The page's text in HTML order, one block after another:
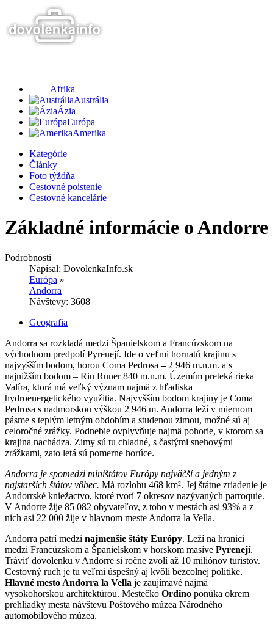
Afrika
Austrália
Ázia
Európa
Amerika
Kategórie
Články
Foto týždňa
Cestovné poistenie
Cestovné kancelárie
Základné informácie o Andorre
Podrobnosti
Napísal: DovolenkaInfo.sk
Európa »
Andorra
Návštevy: 3608
Geografia
Andorra sa rozkladá medzi Španielskom a Francúzskom na
východnom predpolí Pyrenejí. Ide o veľmi hornatú krajinu s
najvyšším bodom, horou Coma Pedrosa –2 946 m.n.m. a s
najnižším bodom – Riu Runer 840 m.n.m. Územím preteká rieka
Valíra, ktorá má veľký význam najmä z hľadiska
hydroenergetického využitia. Najvyšším bodom krajiny je Coma
Pedrosa s nadmorskou výškou 2 946 m. Andorra leží v miernom
pásme s teplým letným obdobím a studenou zimou, možné sú aj
celoročné zrážky. Podnebie ovplyvňuje najmä pohorie, v ktorom sa
krajina nachádza. Zimy sú tu chladné, s častými snehovými
zrážkami, zato letá sú pomerne horúce.
Andorra je spomedzi miništátov Európy najväčší a jedným z
najstarších štátov vôbec. Má rozlohu 468 km². Jej štátne zriadenie je
Andorrské kniežactvo, ktoré tvorí 7 okresov nazývaných parroquie.
V Andorre žije 85 082 obyvateľov, z toho v mestách asi 93% a z
nich asi 22 000 žije v hlavnom meste Andorra la Vella.
Andorra patrí medzi najmenšie štáty Európy. Leží na hranici
medzi Francúzskom a Španielskom v horskom masíve Pyrenejí.
Tráviť dovolenku v Andorre si ročne zvolí až 10 miliónov turistov.
Cestovný ruch je tu veľmi úspešný aj kvôli bezcolnej politike.
Hlavné mesto Andorra la Vella je zaujímavé najmä
vysokohorskou architektúrou. Mestečko Ordino ponúka okrem
prehliadky mesta návštevu Poštového múzea Národného
automobilového múzea.